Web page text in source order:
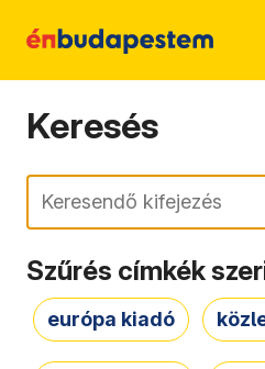
Keresés
Keresés
Szűrés címkék
európa kiadó